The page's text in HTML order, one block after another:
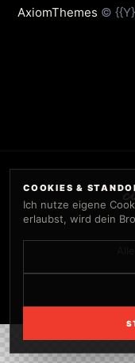
AxiomThemes ©
COOKIES &
Ich nutze eigene
erlaubst, wird dein